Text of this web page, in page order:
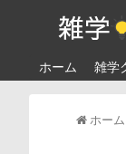
ホーム 雑学
ホーム